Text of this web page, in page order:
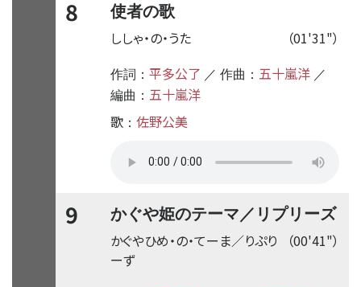
8 使者の歌
（01'31"）
ししゃ・の・うた
作詞： 平多公了 ／ 作曲： 五十嵐洋 ／
編曲： 五十嵐洋
歌 ： 佐野公美
9 かぐや姫のテーマ／リプリーズ
（00'41"）
かぐやひめ・の・てーま／りぷり
ーず